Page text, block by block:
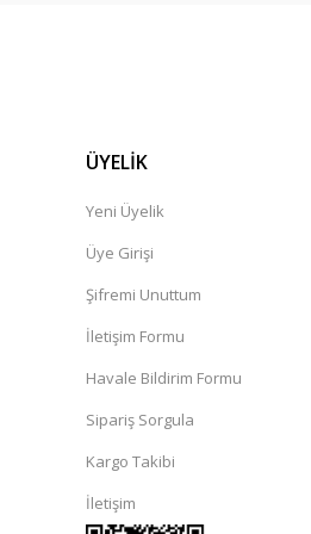
ÜYELİK
Yeni Üyelik
Üye Girişi
Şifremi Unuttum
İletişim Formu
Havale Bildirim Formu
Sipariş Sorgula
Kargo Takibi
İletişim